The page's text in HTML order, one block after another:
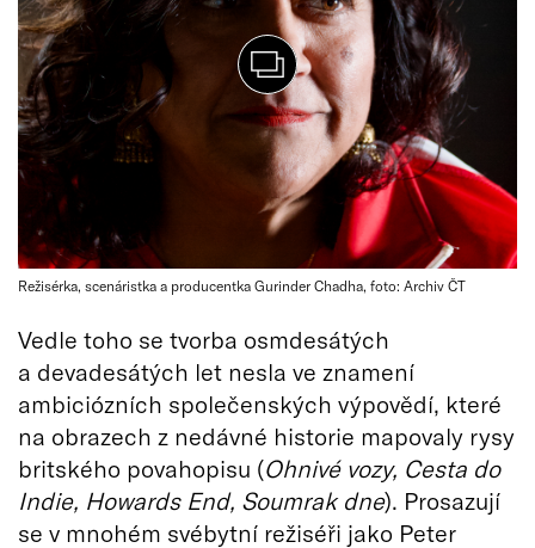
Režisérka, scenáristka a producentka Gurinder Chadha, foto: Archiv ČT
Vedle toho se tvorba osmdesátých
a devadesátých let nesla ve znamení
ambiciózních společenských výpovědí, které
na obrazech z nedávné historie mapovaly rysy
britského povahopisu (Ohnivé vozy, Cesta do
Indie, Howards End, Soumrak dne). Prosazují
se v mnohém svébytní režiséři jako Peter